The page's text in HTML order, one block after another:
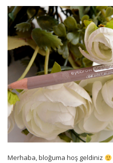
Merhaba, bloğuma hoş geldiniz